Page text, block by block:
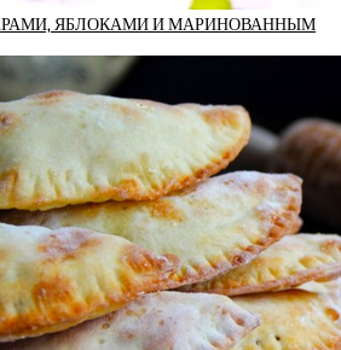
ЯБЛОКАМИ И МАРИНОВАННЫМ